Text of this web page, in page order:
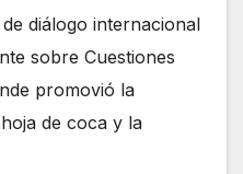
diálogo internacional
sobre Cuestiones
promovió la
de coca y la